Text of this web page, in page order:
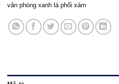
văn phòng xanh lá phối xám